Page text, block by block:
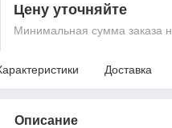
Цену уточняйте
Минимальная сумма заказа
Доставка
Описание